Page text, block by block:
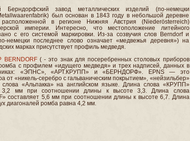
Берндорфский завод металлических изделий (по-немецки
был основан в 1843 году в небольшой деревне
в регионе Нижняя Австрия (Niederösterreich)
империи. Интересно, что местоположение литейного
с его системой маркировки. Из-за созвучия слов Berndorf и
немецки последнее слово означает «медвежья деревня») на
марках присутствует профиль медведя.
BERNDORF( - это знак для посеребренных столовых приборов
с профилем «идущего медведя» и трех надписей, данных в
«ЭПНС», «АРТ.КРУПП» и «БЕРНДОРФ». EPNS — это
от «никель-серебро с гальваническим покрытием», «нейзильбер»
«Альпакка» на английском языке. Длина слова «КРУПП»
3,2 мм при соотношении длины к высоте 3,3. Длина слова
составляет 5,6 мм при соотношении длины к высоте 6,7. Длина
диагоналей ромба равна 4,2 мм.